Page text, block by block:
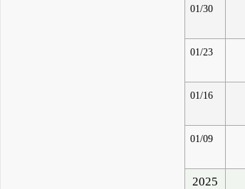
01/30
01/23
01/16
01/09
2025